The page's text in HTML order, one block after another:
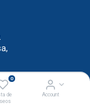
0
de
Account